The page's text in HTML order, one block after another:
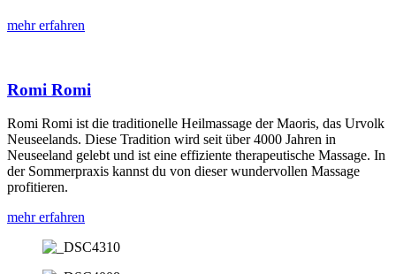
mehr erfahren
Romi Romi
Romi Romi ist die traditionelle Heilmassage der Maoris, das Urvolk
Neuseelands. Diese Tradition wird seit über 4000 Jahren in
Neuseeland gelebt und ist eine effiziente therapeutische Massage. In
der Sommerpraxis kannst du von dieser wundervollen Massage
profitieren.
mehr erfahren